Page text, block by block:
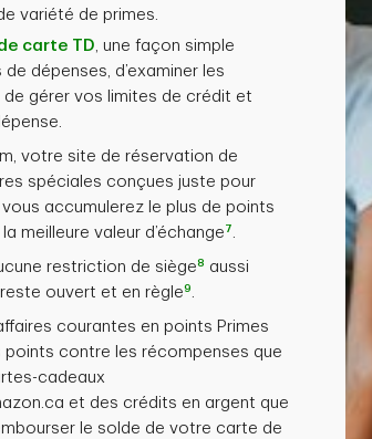
variété de primes.
carte TD, une façon simple
dépenses, d’examiner les
gérer vos limites de crédit et
votre site de réservation de
spéciales conçues juste pour
accumulerez le plus de points
meilleure valeur d’échange 7 .
restriction de siège8 aussi
ouvert et en règle9 .
courantes en points Primes
points contre les récompenses que
cadeaux
et des crédits en argent que
le solde de votre carte de